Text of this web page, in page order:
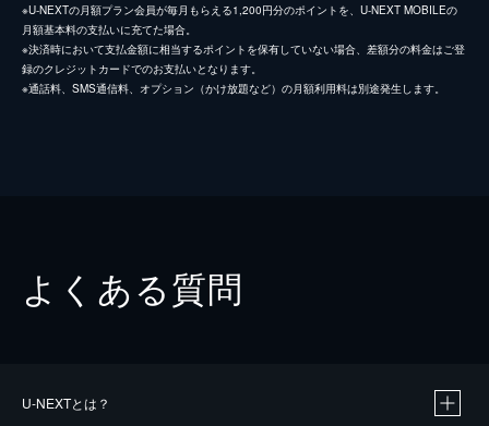
※U-NEXTの月額プラン会員が毎月もらえる1,200円分のポイントを、U-NEXT MOBILEの
月額基本料の支払いに充てた場合。
※決済時において支払金額に相当するポイントを保有していない場合、差額分の料金はご登
録のクレジットカードでのお支払いとなります。
※通話料、SMS通信料、オプション（かけ放題など）の月額利用料は別途発生します。
よくある質問
U-NEXTとは？